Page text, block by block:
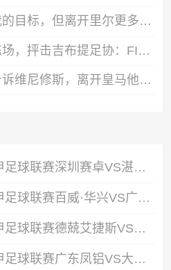
默尼耶：踢英超是我的目标，但离开里尔更多是因为里尔主席的决定
记者社媒晒破败训练场，抨击吉布提足协：FIFA的拨款去哪里了？
记者：穆里尼奥曾告诉维尼修斯，离开皇马他的身价将大幅下降
08月08日佛山西甲足球联赛深圳赛卓VS湛江热点·粤标售电全场录像
08月08日佛山西甲足球联赛百威·华兴VS广州苏雅蔚雨堂全场录像
08月08日佛山西甲足球联赛德兢艾捷斯VS白坭兴龙全场录像
08月08日佛山西甲足球联赛广东凤铝VS大塘控股全场录像